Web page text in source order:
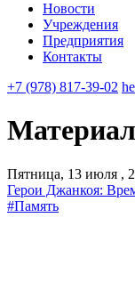
Новости
Учреждения
Предприятия
Контакты
+7 (978) 817-39-02
Пятница, 13 июля ,
Герои Джанкоя:
#Память